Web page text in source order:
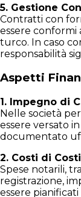
5. Gestione
Contratti con
essere conformi
turco. In caso
responsabilità
Aspetti
1. Impegno di
Nelle società
essere versato
documentato
2. Costi di
Spese notarili,
registrazione,
essere